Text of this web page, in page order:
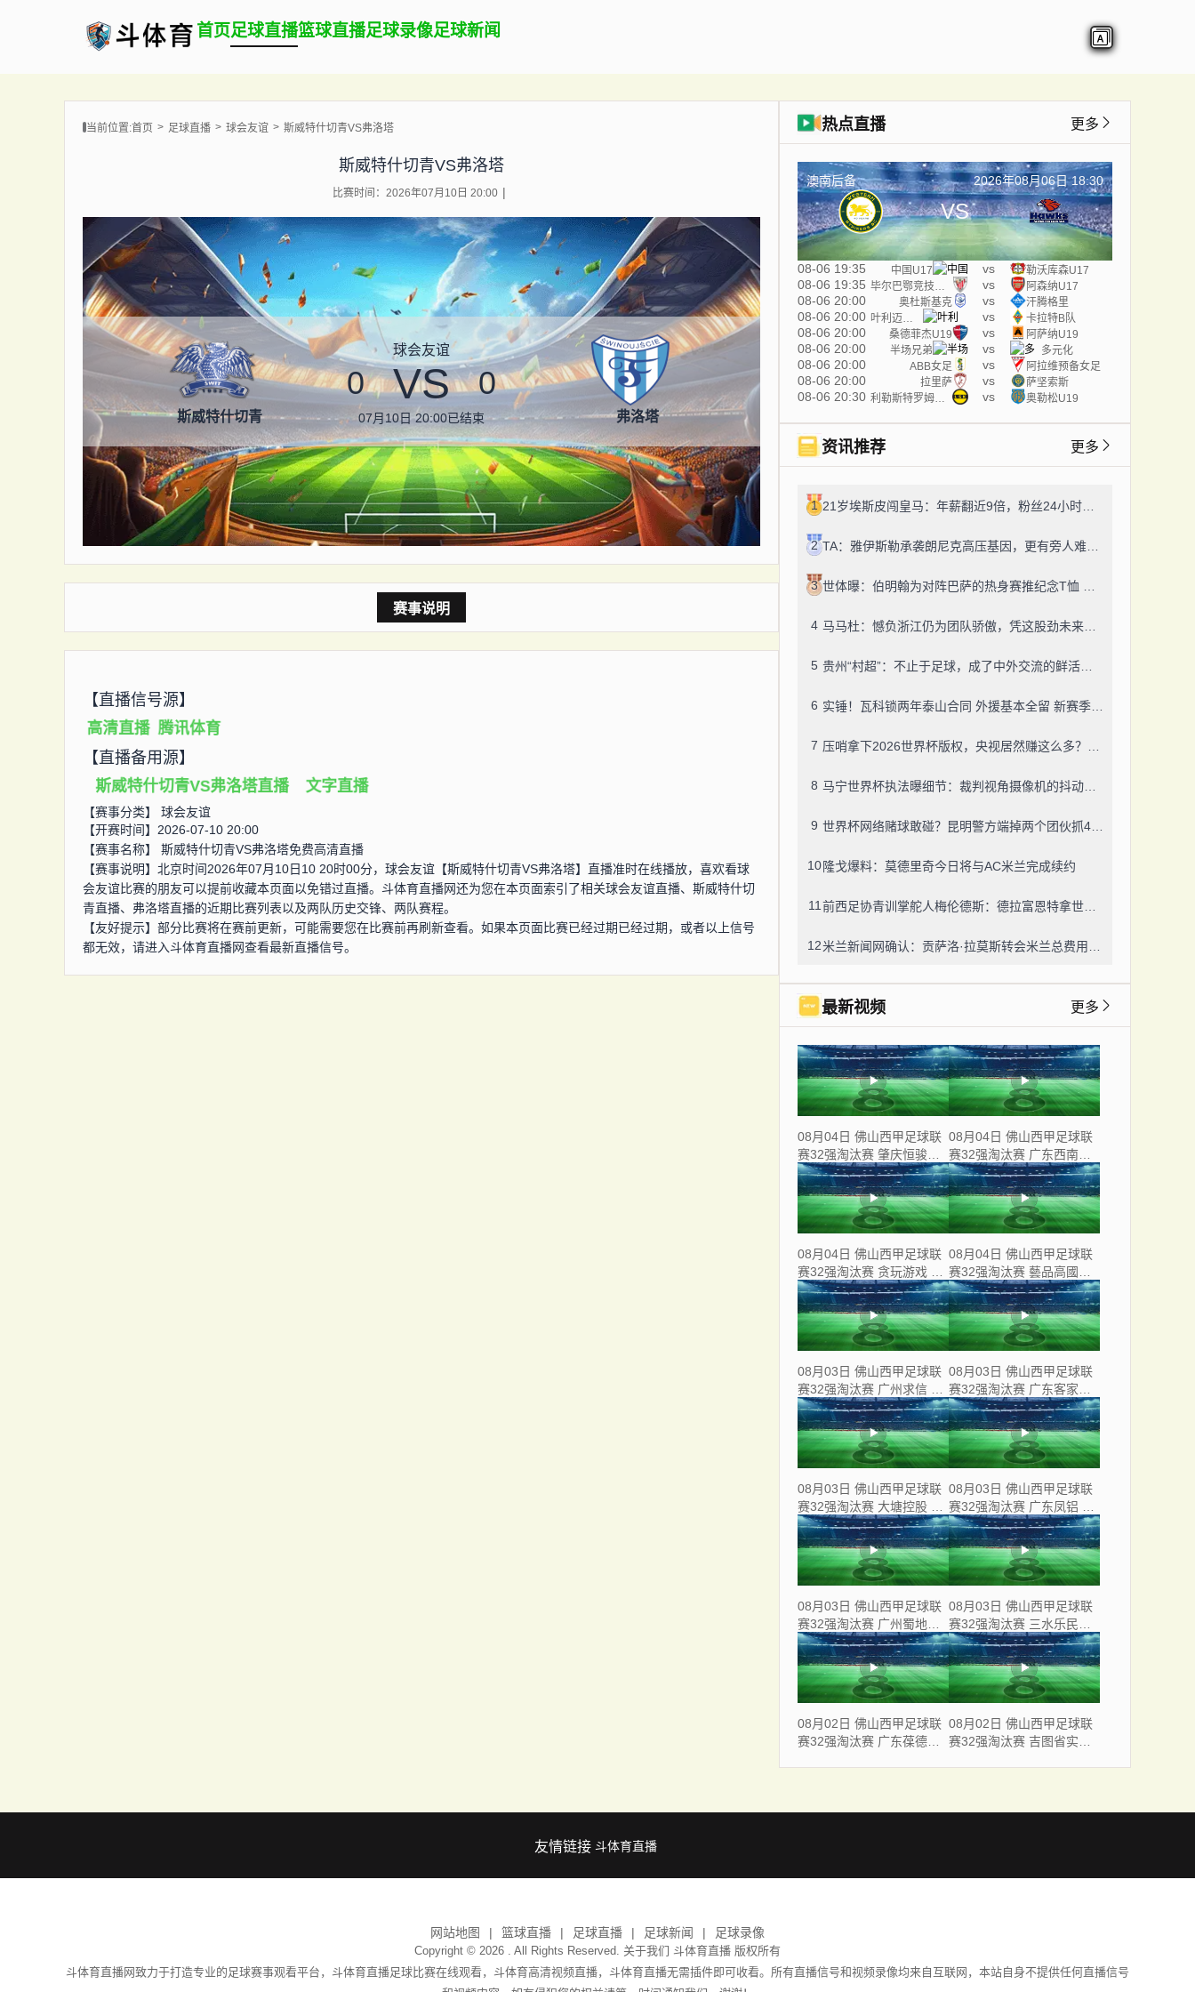
首页足球直播篮球直播足球录像足球新闻
当前位置:首页 足球直播 球会友谊 斯威特什切青VS弗洛塔
斯威特什切青VS弗洛塔
比赛时间：2026年07月10日 20:00
斯威特什切青
球会友谊
0 VS 0
07月10日 20:00已结束 弗洛塔
赛事说明
【直播信号源】
高清直播 腾讯体育
【直播备用源】
斯威特什切青VS弗洛塔直播 文字直播
【赛事分类】 球会友谊
【开赛时间】2026-07-10 20:00
【赛事名称】 斯威特什切青VS弗洛塔免费高清直播
【赛事说明】北京时间2026年07月10日10 20时00分，球会友谊【斯威特什切青VS弗洛塔】直播准时在线播放，喜欢看球
会友谊比赛的朋友可以提前收藏本页面以免错过直播。斗体育直播网还为您在本页面索引了相关球会友谊直播、斯威特什切
青直播、弗洛塔直播的近期比赛列表以及两队历史交锋、两队赛程。
【友好提示】部分比赛将在赛前更新，可能需要您在比赛前再刷新查看。如果本页面比赛已经过期已经过期，或者以上信号
都无效，请进入斗体育直播网查看最新直播信号。
热点直播 更多
澳南后备 2026年08月06日 18:30
VS
08-06 19:35 中国U17 vs 勒沃库森U17
08-06 19:35 vs 阿森纳U17
08-06 20:00 奥杜斯基克 vs 汗腾格里
08-06 20:00 vs 卡拉特B队
08-06 20:00 桑德菲杰U19 vs 阿萨纳U19
08-06 20:00 半场兄弟 vs 多元化
08-06 20:00 ABB女足 vs 阿拉维预备女足
08-06 20:00 拉里萨 vs 萨坚索斯
08-06 20:30 vs 奥勒松U19
资讯推荐 更多
1
2
3
4
5
6
7
8
9
10隆戈爆料：莫德里奇今日将与AC米兰完成续约
11
12
最新视频 更多
08月04日 佛山西甲足球联
赛32强淘汰赛 肇庆恒骏成
VS 三七互娱 全场录像
08月04日 佛山西甲足球联
赛32强淘汰赛 广东西南建
设 VS 香港圣徒 全场录像
08月04日 佛山西甲足球联
赛32强淘汰赛 贪玩游戏 VS
美的薪火 全场录像
08月04日 佛山西甲足球联
赛32强淘汰赛 藝品高國際
VS 湛江狂狼·粵辉能源 全
场录像
08月03日 佛山西甲足球联
赛32强淘汰赛 广州求信 VS
顺德新青年 全场录像
08月03日 佛山西甲足球联
赛32强淘汰赛 广东客家青
年 VS 广州英华思力U17 全
场录像
08月03日 佛山西甲足球联
赛32强淘汰赛 大塘控股 VS
茂名市点都得 全场录像
08月03日 佛山西甲足球联
赛32强淘汰赛 广东凤铝 VS
湛江八部科技 全场录像
08月03日 佛山西甲足球联
赛32强淘汰赛 广州蜀地红
VS 广州戴拿模 全场录像
08月03日 佛山西甲足球联
赛32强淘汰赛 三水乐民兴
健力宝 VS 中国澳门澳科精
英 全场录像
08月02日 佛山西甲足球联
赛32强淘汰赛 广东葆德澳
08月02日 佛山西甲足球联
赛32强淘汰赛 吉图省实青
友情链接 斗体育直播
网站地图 篮球直播 足球直播 足球新闻 足球录像
Copyright © 2026 . All Rights Reserved. 关于我们 斗体育直播 版权所有
斗体育直播网致力于打造专业的足球赛事观看平台，斗体育直播足球比赛在线观看，斗体育高清视频直播，斗体育直播无需插件即可收看。所有直播信号和视频录像均来自互联网，本站自身不提供任何直播信号